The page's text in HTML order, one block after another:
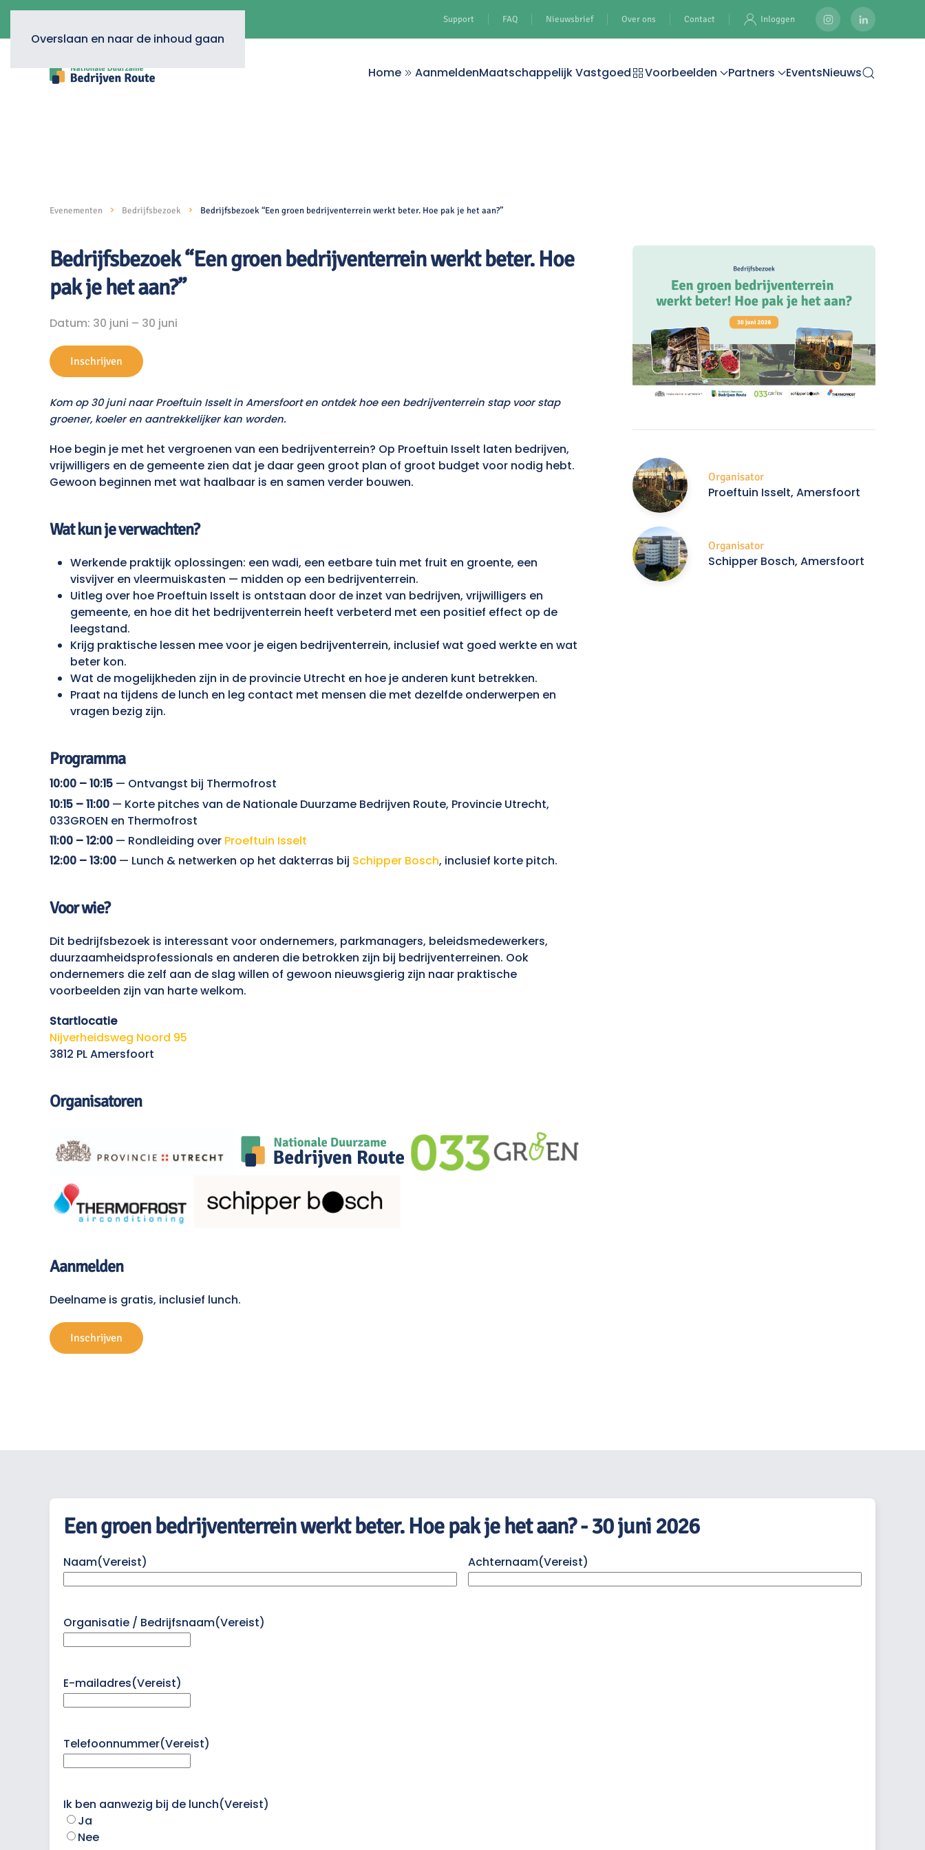
Overslaan en naar de inhoud gaan
Support FAQ Nieuwsbrief Over ons Contact Inloggen
Home AanmeldenMaatschappelijk Vastgoed Voorbeelden Partners EventsNieuws
Evenementen Bedrijfsbezoek Bedrijfsbezoek “Een groen bedrijventerrein werkt beter. Hoe pak je het aan?”
Bedrijfsbezoek “Een groen bedrijventerrein werkt beter. Hoe
pak je het aan?”
Datum: 30 juni – 30 juni
Inschrijven
Kom op 30 juni naar Proeftuin Isselt in Amersfoort en ontdek hoe een bedrijventerrein stap voor stap
groener, koeler en aantrekkelijker kan worden.
Hoe begin je met het vergroenen van een bedrijventerrein? Op Proeftuin Isselt laten bedrijven,
vrijwilligers en de gemeente zien dat je daar geen groot plan of groot budget voor nodig hebt.
Gewoon beginnen met wat haalbaar is en samen verder bouwen.
Wat kun je verwachten?
Werkende praktijk oplossingen: een wadi, een eetbare tuin met fruit en groente, een
visvijver en vleermuiskasten — midden op een bedrijventerrein.
Uitleg over hoe Proeftuin Isselt is ontstaan door de inzet van bedrijven, vrijwilligers en
gemeente, en hoe dit het bedrijventerrein heeft verbeterd met een positief effect op de
leegstand.
Krijg praktische lessen mee voor je eigen bedrijventerrein, inclusief wat goed werkte en wat
beter kon.
Wat de mogelijkheden zijn in de provincie Utrecht en hoe je anderen kunt betrekken.
Praat na tijdens de lunch en leg contact met mensen die met dezelfde onderwerpen en
vragen bezig zijn.
Programma
10:00 – 10:15 — Ontvangst bij Thermofrost
10:15 – 11:00 — Korte pitches van de Nationale Duurzame Bedrijven Route, Provincie Utrecht,
033GROEN en Thermofrost
11:00 – 12:00 — Rondleiding over Proeftuin Isselt
12:00 – 13:00 — Lunch & netwerken op het dakterras bij Schipper Bosch, inclusief korte pitch.
Voor wie?
Dit bedrijfsbezoek is interessant voor ondernemers, parkmanagers, beleidsmedewerkers,
duurzaamheidsprofessionals en anderen die betrokken zijn bij bedrijventerreinen. Ook
ondernemers die zelf aan de slag willen of gewoon nieuwsgierig zijn naar praktische
voorbeelden zijn van harte welkom.
Startlocatie
Nijverheidsweg Noord 95
3812 PL Amersfoort
Organisatoren
Aanmelden
Deelname is gratis, inclusief lunch.
Inschrijven
Organisator
Proeftuin Isselt, Amersfoort
Organisator
Schipper Bosch, Amersfoort
Een groen bedrijventerrein werkt beter. Hoe pak je het aan? - 30 juni 2026
Naam(Vereist) Achternaam(Vereist)
Organisatie / Bedrijfsnaam(Vereist)
E-mailadres(Vereist)
Telefoonnummer(Vereist)
Ik ben aanwezig bij de lunch(Vereist)
Ja
Nee